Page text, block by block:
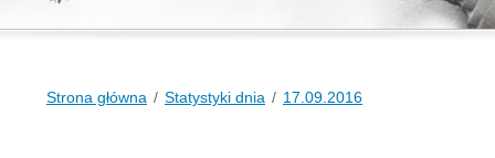
Strona główna Statystyki dnia 17.09.2016